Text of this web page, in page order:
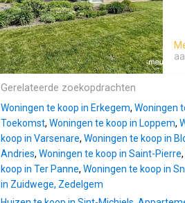
Gerelateerde zoekopdrachten
Woningen te koop in Erkegem, Woningen
Toekomst, Woningen te koop in Loppem,
koop in Varsenare, Woningen te koop in
Andries, Woningen te koop in Saint-Pierre,
koop in Ter Panne, Woningen te koop in
in Zuidwege, Zedelgem